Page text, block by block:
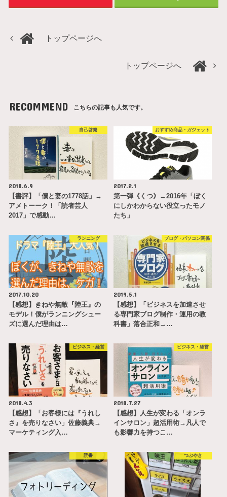
トップページへ
トップページへ
RECOMMEND こちらの記事も人気です。
自己啓発
2018.6.9
【書評】「僕と妻の1778話」→
アメトーーク！「読者芸人
2017」で感動…
おすすめ商品・ガジェット
2017.2.1
第一弾《くつ》→2016年「ぼく
にしかわからない役立ったモノ
たち」
ランニング
2017.10.20
【感想】きねや無敵『陸王』の
モデル！僕がランニングシュー
ズに選んだ理由は…
ブログ・パソコン関係
2019.5.1
【感想】「ビジネスを加速させ
る専門家ブログ制作・運用の教
科書」落合正和→…
ビジネス・経営
2018.4.3
【感想】「お客様には『うれし
さ』を売りなさい」佐藤義典→
マーケティング入…
ビジネス・経営
2018.7.27
【感想】人生が変わる「オンラ
インサロン」超活用術→凡人で
も影響力を持つこ…
読書 つぶやき